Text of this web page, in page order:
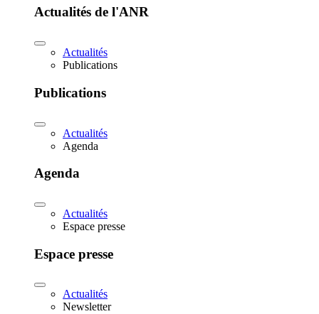
Actualités de l'ANR
Actualités
Publications
Publications
Actualités
Agenda
Agenda
Actualités
Espace presse
Espace presse
Actualités
Newsletter